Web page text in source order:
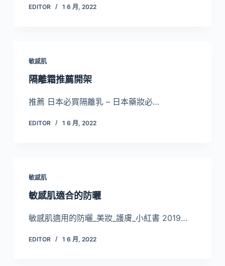
EDITOR 1 6 月, 2022
敏感肌
隔離霜推薦開架
推薦 日本必買隔離乳 – 日本藥妝必…
EDITOR 1 6 月, 2022
敏感肌
敏感肌適合的防曬
敏感肌適用的防曬_美妝_護膚_小紅書 2019…
EDITOR 1 6 月, 2022